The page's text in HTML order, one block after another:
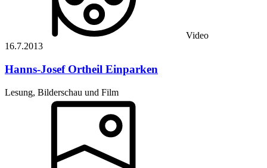
Video
16.7.2013
Hanns-Josef Ortheil Einparken
Lesung, Bilderschau und Film